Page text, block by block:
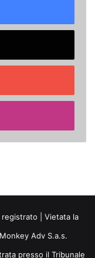
| Vietata la
Monkey Adv S.a.s.
presso il Tribunale